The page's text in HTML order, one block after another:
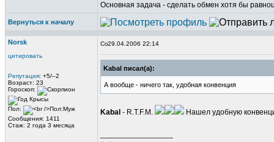
Основная задача - сделать обмен хотя бы
Вернуться к началу
Norsk
цитировать
Репутация: +5/–2
Возраст: 23
Гороскоп:
Пол:
Сообщения: 1411
Стаж: 2 года 3 месяца
29.04.2006 22:14
Kabal писал(а):
А вообще - ничего так, удобная конвенция
Kabal - R.T.F.M. Нашел удобную